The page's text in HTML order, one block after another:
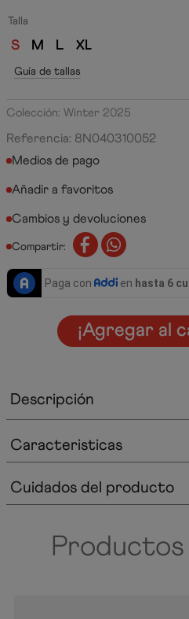
Talla
S M L XL
Guía de tallas
Colección: Winter 2025
Referencia: 8N040310052
Medios de pago
Cambios y devoluciones
Compartir:
¡Agregar al
Descripción
Caracteristicas
Cuidados del producto
Productos